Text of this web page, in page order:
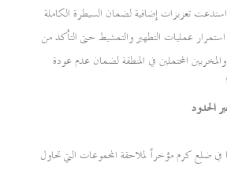
تعزيزات إضافية لضمان السيطرة الكاملة
عمليات التطهير والتمشيط حتى التأكد من
المحتملين في المنطقة لضمان عدم عودة
الحدود
ضلع كرم مؤخراً لملاحقة المجموعات التي تحاول